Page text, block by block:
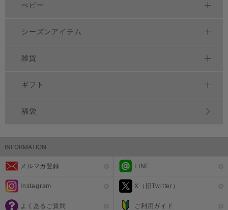
べビー
シーズンアイテム
雑貨
ギフト
福袋
メルマガ登録 LINE
Instagram X（旧Twitter）
よくあるご質問 ご利用ガイド